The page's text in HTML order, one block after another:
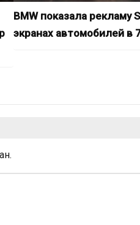
BMW показала рекламу
экранах автомобилей в